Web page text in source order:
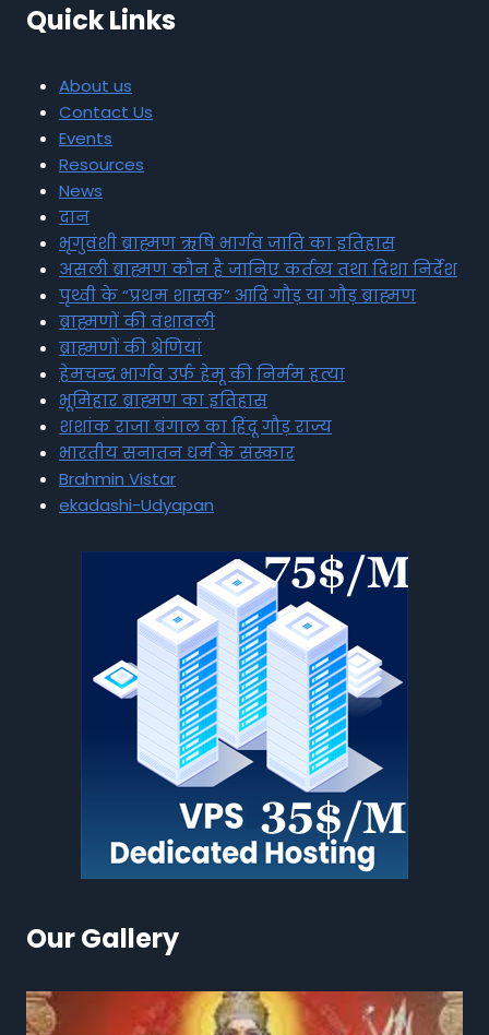
Quick Links
About us
Contact Us
Events
Resources
News
दान
भृगुवंशी ब्राह्मण ऋषि भार्गव जाति का इतिहास
असली ब्राह्मण कौन है जानिए कर्तव्य तथा दिशा निर्देश
पृथ्वी के “प्रथम शासक” आदि गौड़ या गौड़ ब्राह्मण
ब्राह्मणों की वंशावली
ब्राह्मणों की श्रेणियां
हेमचन्द्र भार्गव उर्फ हेमू की निर्मम हत्या
भूमिहार ब्राह्मण का इतिहास
शशांक राजा बंगाल का हिंदू गौड़ राज्य
भारतीय सनातन धर्म के संस्कार
Brahmin Vistar
ekadashi-Udyapan
Our Gallery